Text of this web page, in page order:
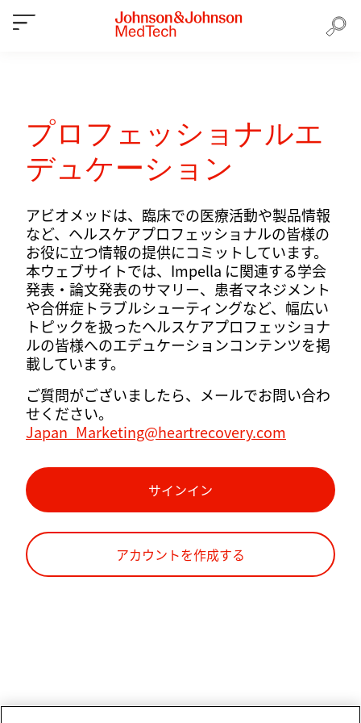
プロフェッショナルエ
デュケーション
アビオメッドは、臨床での医療活動や製品情報
など、ヘルスケアプロフェッショナルの皆様の
お役に立つ情報の提供にコミットしています。
本ウェブサイトでは、Impella に関連する学会
発表・論文発表のサマリー、患者マネジメント
や合併症トラブルシューティングなど、幅広い
トピックを扱ったヘルスケアプロフェッショナ
ルの皆様へのエデュケーションコンテンツを掲
載しています。
ご質問がございましたら、メールでお問い合わ
せください。
Japan_Marketing@heartrecovery.com